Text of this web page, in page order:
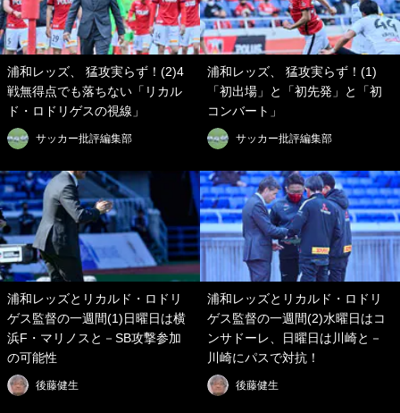
浦和レッズ、 猛攻実らず！(2)4
戦無得点でも落ちない「リカル
ド・ロドリゲスの視線」
サッカー批評編集部
浦和レッズ、 猛攻実らず！(1)
「初出場」と「初先発」と「初
コンバート」
サッカー批評編集部
浦和レッズとリカルド・ロドリ
ゲス監督の一週間(1)日曜日は横
浜F・マリノスと－SB攻撃参加
の可能性
後藤健生
浦和レッズとリカルド・ロドリ
ゲス監督の一週間(2)水曜日はコ
ンサドーレ、日曜日は川崎と－
川崎にパスで対抗！
後藤健生